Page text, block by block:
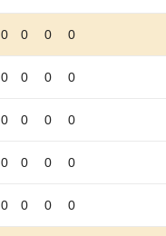
0 0 0 0
0 0 0 0
0 0 0 0
0 0 0 0
0 0 0 0